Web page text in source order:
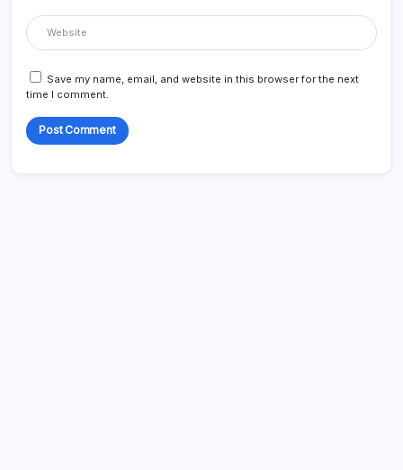
Save my name, email, and website in this browser for the next
time I comment.